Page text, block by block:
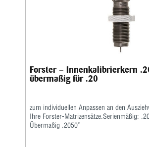
Forster – Innenkalibrierkern
übermaßig für .20
zum individuellen Anpassen an den
Ihre Forster-Matrizensätze.Serienmäßig:
Übermaßig .2050”